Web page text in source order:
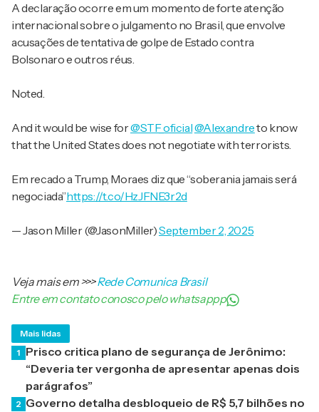
A declaração ocorre em um momento de forte atenção
internacional sobre o julgamento no Brasil, que envolve
acusações de tentativa de golpe de Estado contra
Bolsonaro e outros réus.
Noted.
And it would be wise for@STF_oficial@Alexandreto know
that the United States does not negotiate with terrorists.
Em recado a Trump, Moraes diz que “soberania jamais será
negociada”https://t.co/HzJFNE3r2d
— Jason Miller (@JasonMiller)September 2, 2025
Veja mais em>>>Rede Comunica Brasil
Entre em contato conosco pelo whatsappp
Mais lidas
1 Prisco critica plano de segurança de Jerônimo:
“Deveria ter vergonha de apresentar apenas dois
parágrafos”
2 Governo detalha desbloqueio de R$ 5,7 bilhões no